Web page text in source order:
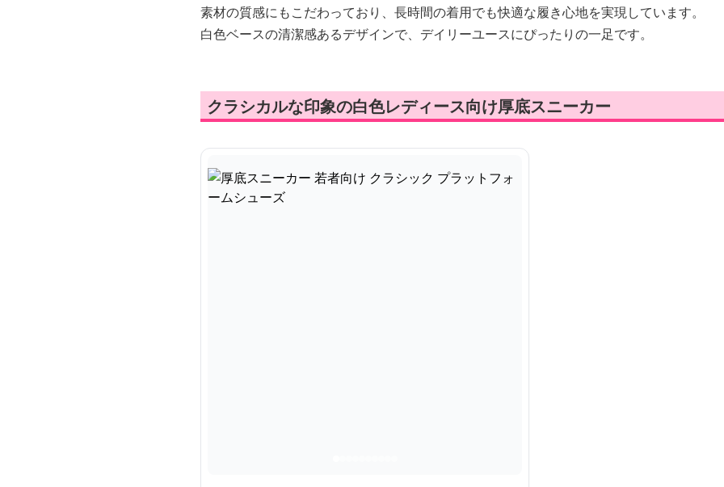
素材の質感にもこだわっており、長時間の着用でも快適な履き心地を実現しています。
白色ベースの清潔感あるデザインで、デイリーユースにぴったりの一足です。
クラシカルな印象の白色レディース向け厚底スニーカー